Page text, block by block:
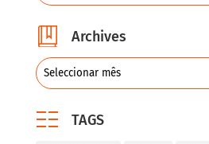
Archives
TAGS